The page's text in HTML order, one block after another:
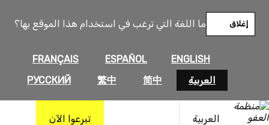
ما اللغة التي ترغب في استخدام هذا الموقع بها؟
ENGLISH
ESPAÑOL
FRANÇAIS
العربية
简中
繁中
РУССКИЙ
إغلاق
العربية تبرعوا الآن
المحتوى